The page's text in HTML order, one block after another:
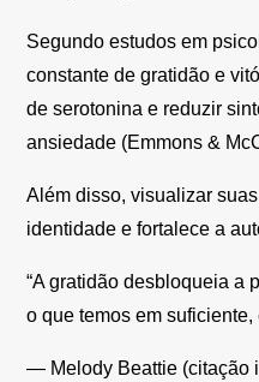
Segundo estudos em
constante de gratidão e
de serotonina e reduzir
ansiedade (Emmons &
Além disso, visualizar
identidade e fortalece a
“A gratidão desbloqueia a
o que temos em suficiente,
— Melody Beattie (citação